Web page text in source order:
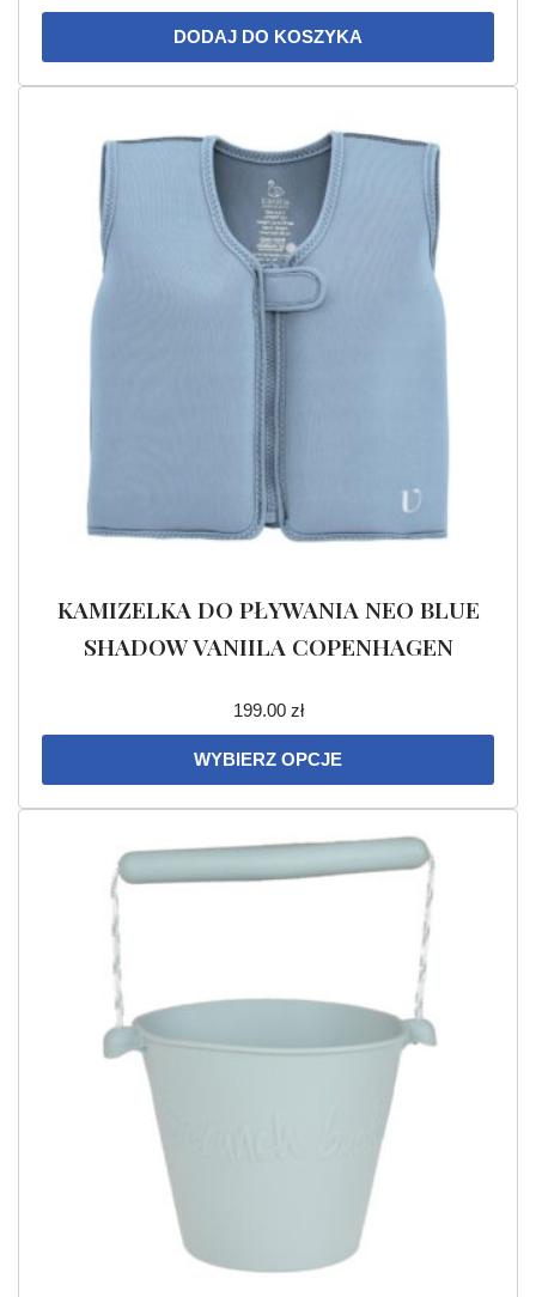
DODAJ DO KOSZYKA
KAMIZELKA DO PŁYWANIA NEO BLUE
SHADOW VANIILA COPENHAGEN
199.00 zł
WYBIERZ OPCJE